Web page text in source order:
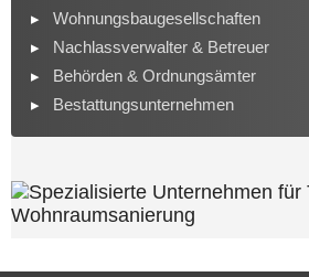
Wohnungsbaugesellschaften
Nachlassverwalter & Betreuer
Behörden & Ordnungsämter
Bestattungsunternehmen